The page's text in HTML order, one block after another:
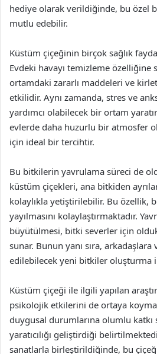
hediye olarak verildiğinde, bu özel
mutlu edebilir.
Küstüm çiçeğinin birçok sağlık
Evdeki havayı temizleme özelliğine
ortamdaki zararlı maddeleri ve
etkilidir. Aynı zamanda, stres ve
yardımcı olabilecek bir ortam
evlerde daha huzurlu bir atmosfer
için ideal bir tercihtir.
Bu bitkilerin yavrulama süreci de
küstüm çiçekleri, ana bitkiden
kolaylıkla yetiştirilebilir. Bu özellik,
yayılmasını kolaylaştırmaktadır.
büyütülmesi, bitki severler için
sunar. Bunun yanı sıra,
edilebilecek yeni bitkiler oluşturma
Küstüm çiçeği ile ilgili yapılan
psikolojik etkilerini de ortaya
duygusal durumlarına olumlu katkı
yaratıcılığı geliştirdiği
sanatlarla birleştirildiğinde, bu